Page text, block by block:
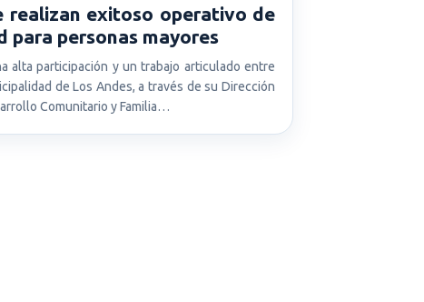
realizan exitoso operativo de
para personas mayores
alta participación y un trabajo articulado entre
de Los Andes, a través de su Dirección
Comunitario y Familia…